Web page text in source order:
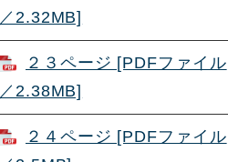
／2.32MB]
２３ページ [PDFファイル
／2.38MB]
２４ページ [PDFファイル